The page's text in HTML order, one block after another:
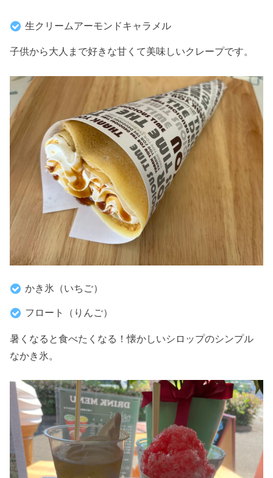
生クリームアーモンドキャラメル
子供から大人まで好きな甘くて美味しいクレープです。
かき氷（いちご）
フロート（りんご）
暑くなると食べたくなる！懐かしいシロップのシンプル
なかき氷。